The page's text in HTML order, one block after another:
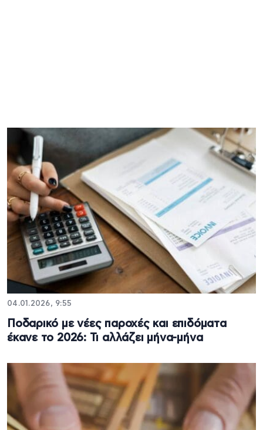
04.01.2026, 9:55
Ποδαρικό με νέες παροχές και επιδόματα
έκανε το 2026: Τι αλλάζει μήνα-μήνα